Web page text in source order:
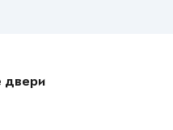
двери